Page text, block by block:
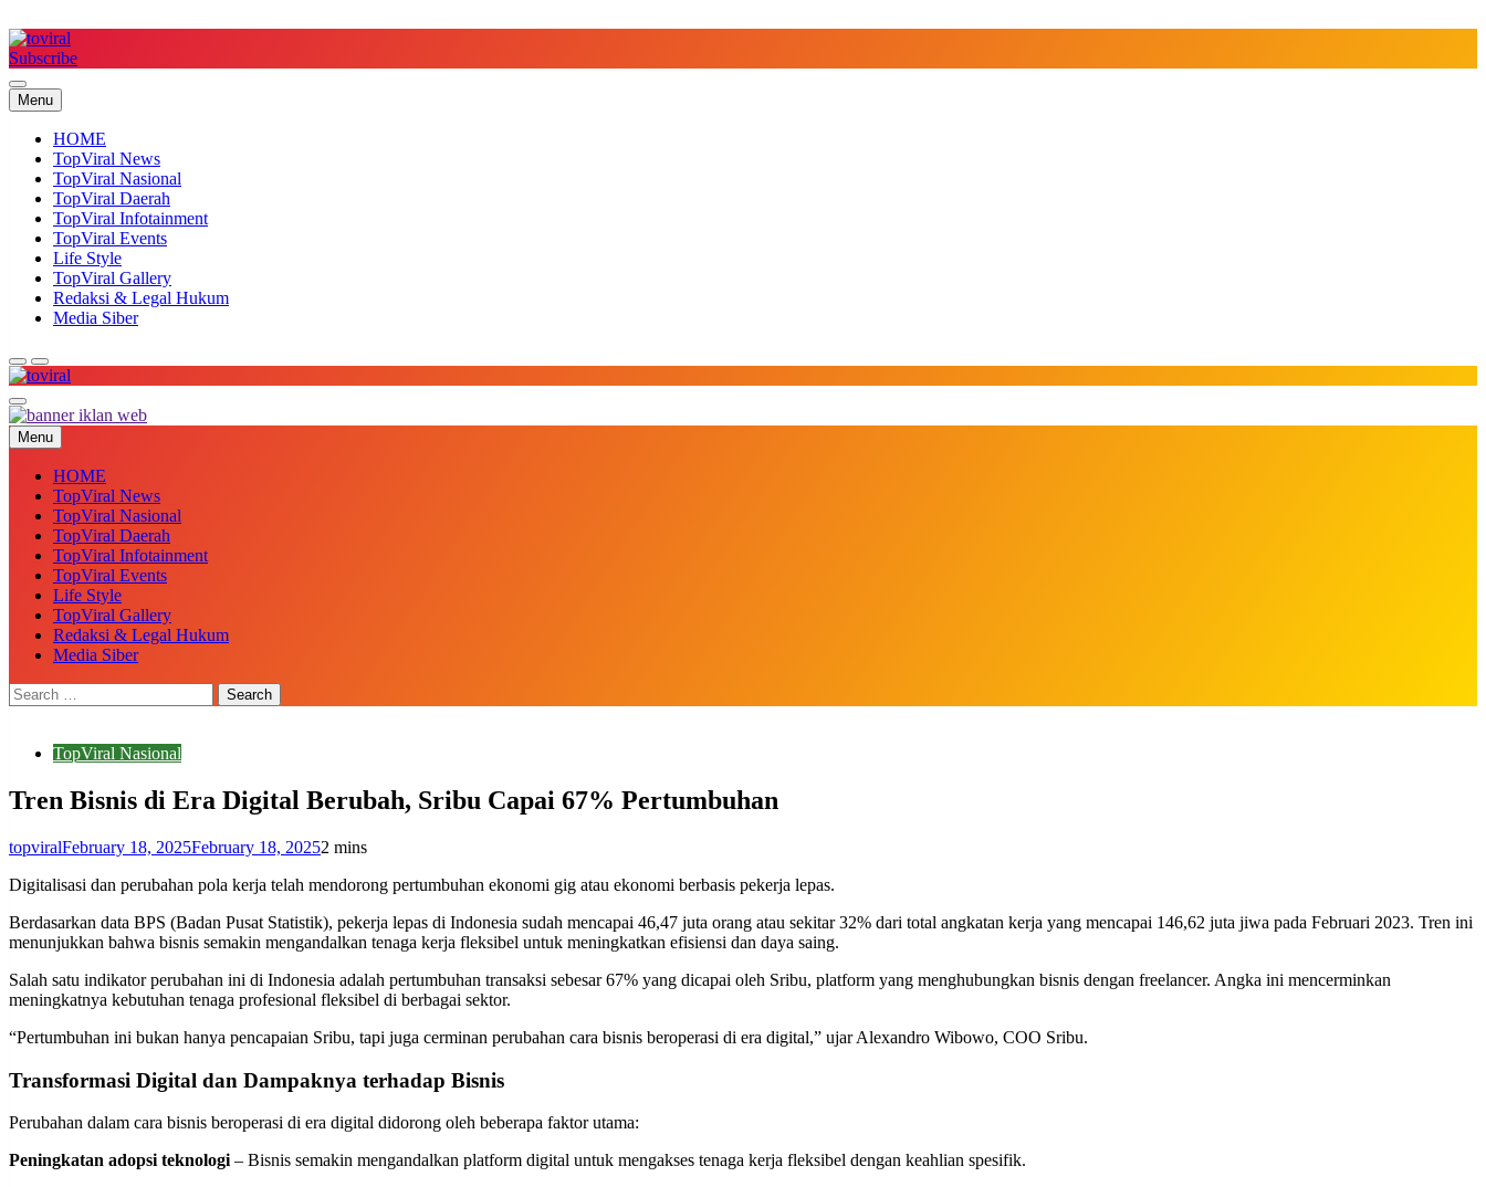
to
content
Subscribe
Menu
HOME
TopViral News
TopViral Nasional
TopViral Daerah
TopViral Infotainment
TopViral Events
Life Style
TopViral Gallery
Redaksi & Legal Hukum
Media Siber
Top Viral
Menu
HOME
TopViral News
TopViral Nasional
TopViral Daerah
TopViral Infotainment
TopViral Events
Life Style
TopViral Gallery
Redaksi & Legal Hukum
Media Siber
TopViral Nasional
Tren Bisnis di Era Digital Berubah, Sribu Capai 67% Pertumbuhan
topviralFebruary 18, 2025February 18, 20252 mins
Digitalisasi dan perubahan pola kerja telah mendorong pertumbuhan ekonomi gig atau ekonomi berbasis pekerja lepas.
Berdasarkan data BPS (Badan Pusat Statistik), pekerja lepas di Indonesia sudah mencapai 46,47 juta orang atau sekitar 32% dari total angkatan kerja yang mencapai 146,62 juta jiwa pada Februari 2023. Tren ini
menunjukkan bahwa bisnis semakin mengandalkan tenaga kerja fleksibel untuk meningkatkan efisiensi dan daya saing.
Salah satu indikator perubahan ini di Indonesia adalah pertumbuhan transaksi sebesar 67% yang dicapai oleh Sribu, platform yang menghubungkan bisnis dengan freelancer. Angka ini mencerminkan
meningkatnya kebutuhan tenaga profesional fleksibel di berbagai sektor.
“Pertumbuhan ini bukan hanya pencapaian Sribu, tapi juga cerminan perubahan cara bisnis beroperasi di era digital,” ujar Alexandro Wibowo, COO Sribu.
Transformasi Digital dan Dampaknya terhadap Bisnis
Perubahan dalam cara bisnis beroperasi di era digital didorong oleh beberapa faktor utama:
Peningkatan adopsi teknologi – Bisnis semakin mengandalkan platform digital untuk mengakses tenaga kerja fleksibel dengan keahlian spesifik.